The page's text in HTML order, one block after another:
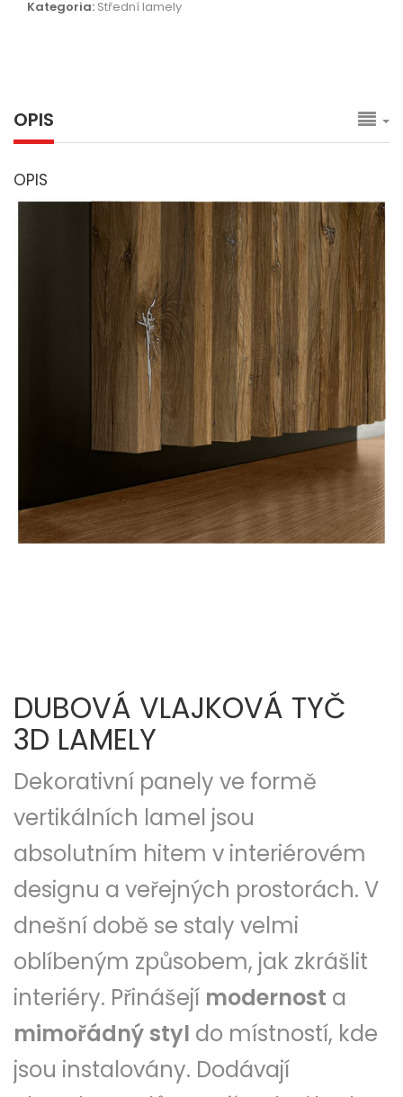
Kategoria: Střední lamely
OPIS
OPIS
DUBOVÁ VLAJKOVÁ TYČ
3D LAMELY
Dekorativní panely ve formě
vertikálních lamel jsou
absolutním hitem v interiérovém
designu a veřejných prostorách. V
dnešní době se staly velmi
oblíbeným způsobem, jak zkrášlit
interiéry. Přinášejí modernost a
mimořádný styl do místností, kde
jsou instalovány. Dodávají